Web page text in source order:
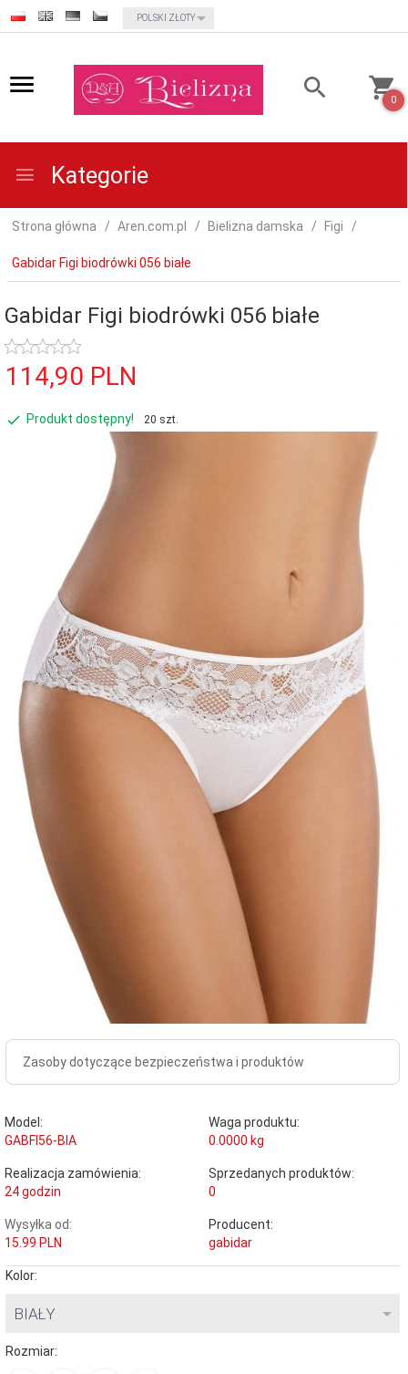
currency_h
POLSKI ZŁOTY
0
Kategorie
Strona główna Aren.com.pl Bielizna damska Figi
Gabidar Figi biodrówki 056 białe
Gabidar Figi biodrówki 056 białe
114,90 PLN
Produkt dostępny! 20 szt.
Zasoby dotyczące bezpieczeństwa i produktów
Model:
GABFI56-BIA
Waga produktu:
0.0000 kg
Realizacja zamówienia:
24 godzin
Sprzedanych produktów:
0
Wysyłka od:
15.99 PLN
Producent:
gabidar
Kolor:
BIAŁY
Rozmiar: